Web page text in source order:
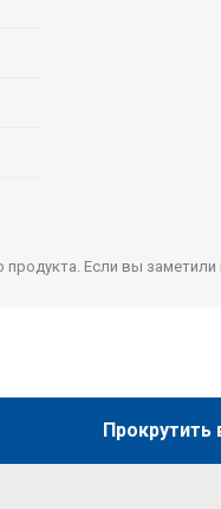
Если вы
Прокрутить